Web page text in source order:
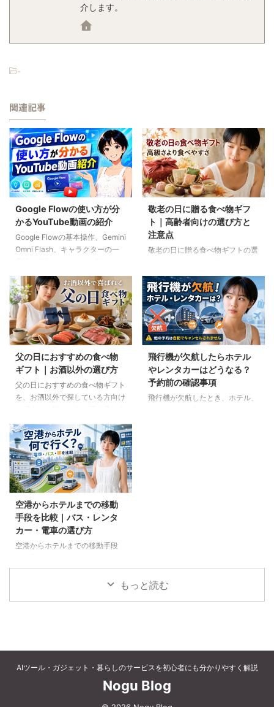
介します。
-
関連記事
Google Flowの使い方が分
かるYouTube動画の紹介
Google Flowの基本操作、Gemini
Omni Flash、キャラクターの一
研究室の長編動画18本を、目的別
に分かりやすく紹介します。
敬老の日に贈る食べ物ギフ
ト｜高齢者向けの選び方と
注意点
敬老の日に贈る食べ物ギフトの選
力や好み、食事制限、保存方法に
配慮しながら、和菓子、スープ、
ご飯のお供、やわらか食などの候
補をわかりやすく解説します。
父の日におすすめの食べ物
ギフト｜お酒以外の選び方
父の日におすすめの食べ物ギフト
を、お酒以外で探している方向け
など、父の好みに合わせた選び方
と注意点を解説します。
飛行機が欠航したらホテル
やレンタカーはどうなる？
予約前の確認事項
飛行機が欠航したとき、ホテル、
空港からホテルまでの移動
手段を比較｜バス・レンタ
カー・電車の選び方
空港からホテルまでの移動手段
ス、タクシー、レンタカーで比較
します。料金、荷物、人数、到着もっと読む
AIツール・ガジェット・暮らしのサービスを初心者にも分かりやすく解説
Nogu Blog